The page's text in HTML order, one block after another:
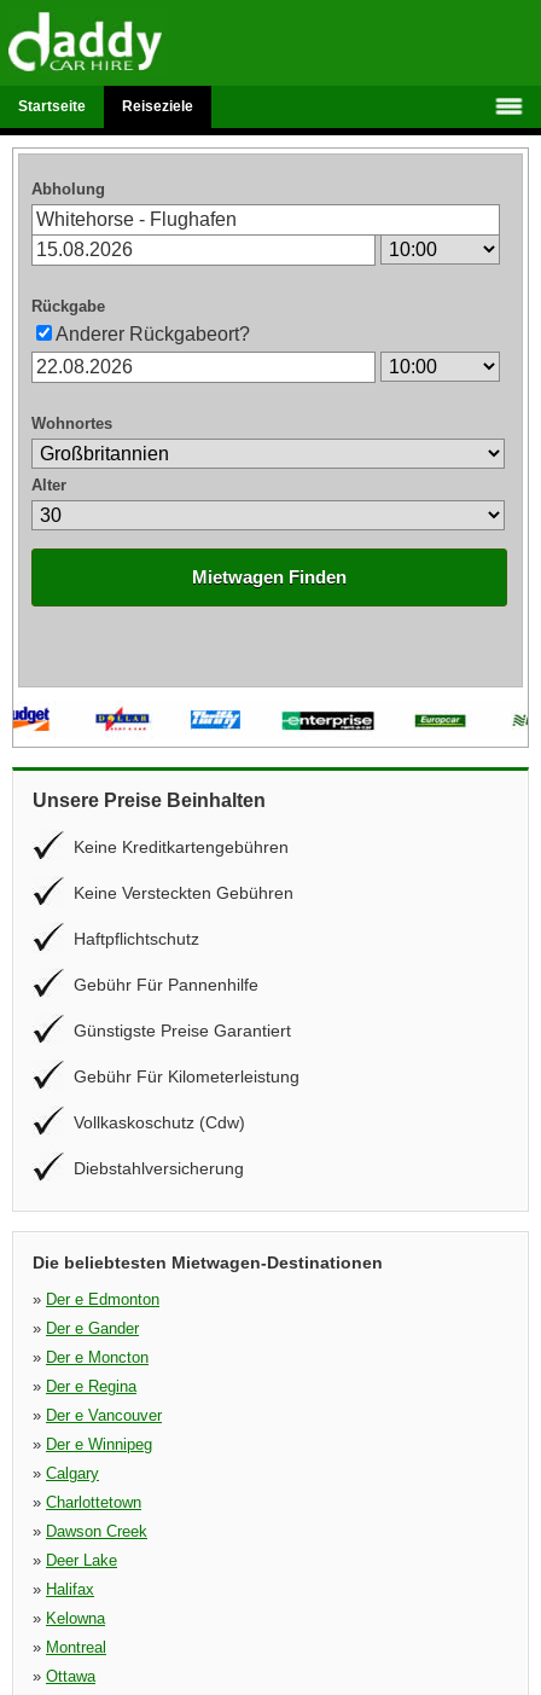
Startseite Reiseziele
Abholung
Rückgabe
Anderer Rückgabeort?
Wohnortes
Alter
Mietwagen Finden
Unsere Preise Beinhalten
Keine Kreditkartengebühren
Keine Versteckten Gebühren
Haftpflichtschutz
Gebühr Für Pannenhilfe
Günstigste Preise Garantiert
Gebühr Für Kilometerleistung
Vollkaskoschutz (Cdw)
Diebstahlversicherung
Die beliebtesten Mietwagen-Destinationen
» Der e Edmonton
» Der e Gander
» Der e Moncton
» Der e Regina
» Der e Vancouver
» Der e Winnipeg
» Calgary
» Charlottetown
» Dawson Creek
» Deer Lake
» Halifax
» Kelowna
» Montreal
» Ottawa